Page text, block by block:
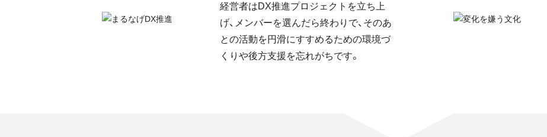
経営者はDX推進プロジェクトを立ち上
げ、メンバーを選んだら終わりで、そのあ
との活動を円滑にすすめるための環境づ
くりや後方支援を忘れがちです。